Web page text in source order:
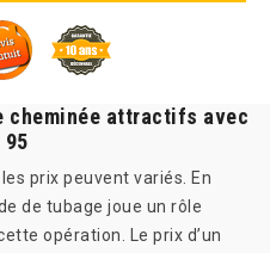
cheminée attractifs avec
95
prix peuvent variés. En
de tubage joue un rôle
opération. Le prix d’un